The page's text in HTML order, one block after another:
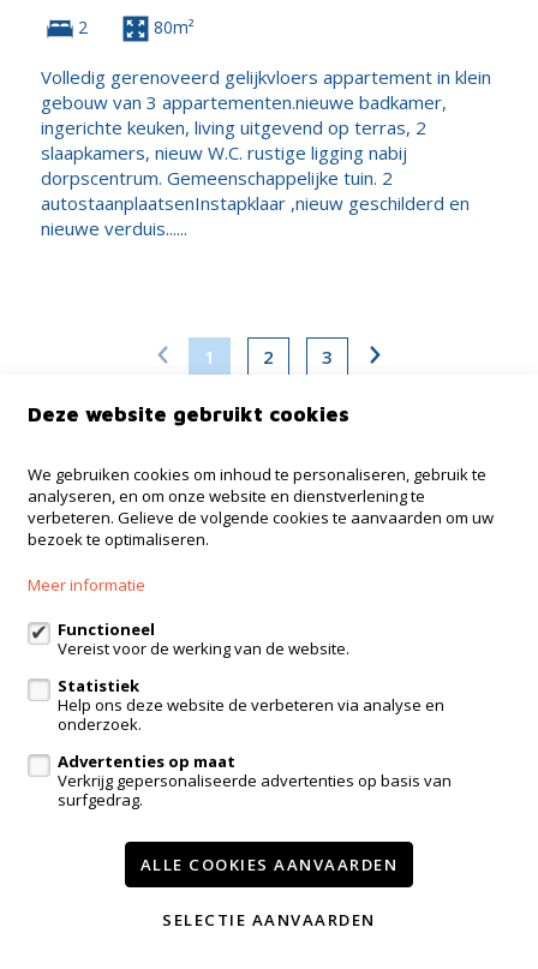
2 80m²
Volledig gerenoveerd gelijkvloers appartement in klein
gebouw van 3 appartementen.nieuwe badkamer,
ingerichte keuken, living uitgevend op terras, 2
slaapkamers, nieuw W.C. rustige ligging nabij
dorpscentrum. Gemeenschappelijke tuin. 2
autostaanplaatsenInstapklaar ,nieuw geschilderd en
nieuwe verduis......
1 2 3
Niet gevonden wat je zocht? Blijf op
de hoogte van onze nieuwste panden.
Immo Verstraeten
Haachtsesteenweg 135
+32 16 65 51 41
info@verstraeten.immo
Deze website gebruikt cookies
We gebruiken cookies om inhoud te personaliseren, gebruik te
analyseren, en om onze website en dienstverlening te
verbeteren. Gelieve de volgende cookies te aanvaarden om uw
bezoek te optimaliseren.
Meer informatie
Functioneel
Vereist voor de werking van de website.
Statistiek
Help ons deze website de verbeteren via analyse en
onderzoek.
Advertenties op maat
Verkrijg gepersonaliseerde advertenties op basis van
surfgedrag.
ALLE COOKIES AANVAARDEN
SELECTIE AANVAARDEN